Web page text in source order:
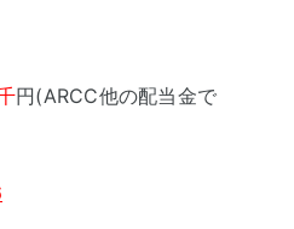
円(ARCC他の配当金で